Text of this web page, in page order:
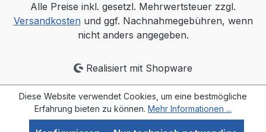
Alle Preise inkl. gesetzl. Mehrwertsteuer zzgl.
Versandkostenund ggf. Nachnahmegebühren, wenn
nicht anders angegeben.
Realisiert mit Shopware
Diese Website verwendet Cookies, um eine bestmögliche
Erfahrung bieten zu können. Mehr Informationen ...